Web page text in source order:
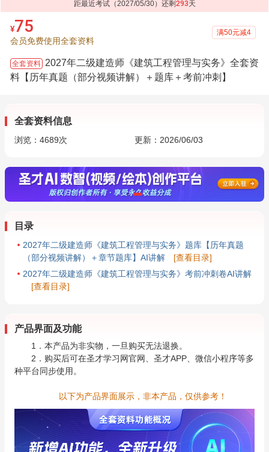
距最近考试（2027/05/30）还剩293天
¥75
会员免费使用全套资料
满50元减4
全套资料 2027年二级建造师《建筑工程管理与实务》全套资
料【历年真题（部分视频讲解）＋题库＋考前冲刺】
全套资料信息
浏览： 4689次 更新：2026/06/03
目录
2027年二级建造师《建筑工程管理与实务》题库【历年真题
（部分视频讲解）＋章节题库】AI讲解
[查看目录]
2027年二级建造师《建筑工程管理与实务》考前冲刺卷AI讲解
[查看目录]
产品界面及功能
1．本产品为非实物，一旦购买无法退换。
2．购买后可在圣才学习网官网、圣才APP、微信小程序等多
种平台同步使用。
以下为产品界面展示，非本产品，仅供参考！